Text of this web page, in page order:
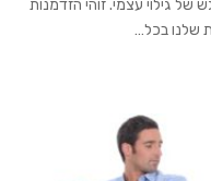
גילוי עצמי. זוהי הזדמנות
שלנו בכל…